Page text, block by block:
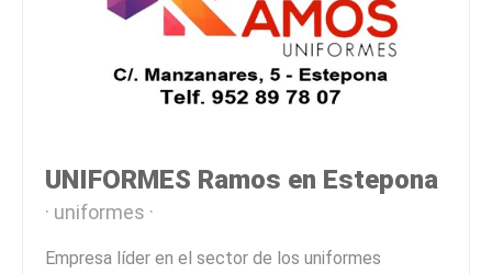
UNIFORMES Ramos en Estepona
uniformes
Empresa líder en el sector de los uniformes